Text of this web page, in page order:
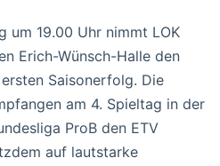
um 19.00 Uhr nimmt LOK
Erich-Wünsch-Halle den
Saisonerfolg. Die
am 4. Spieltag in der
ProB den ETV
auf lautstarke